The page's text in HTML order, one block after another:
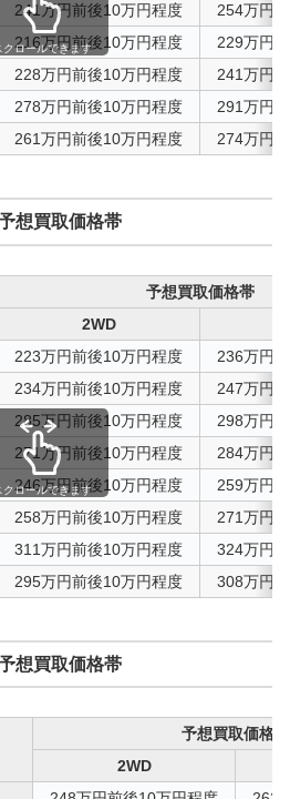
241万円前後10万円程度
254万円
216万円前後10万円程度
229万円
228万円前後10万円程度
241万円
278万円前後10万円程度
291万円
261万円前後10万円程度 274万円
クロールできます
想買取価格帯
予想買取価格帯
2WD
223万円前後10万円程度
236万円
234万円前後10万円程度
247万円
285万円前後10万円程度
298万円
271万円前後10万円程度
284万円
246万円前後10万円程度
259万円
258万円前後10万円程度
271万円
311万円前後10万円程度
324万円
295万円前後10万円程度 308万円
クロールできます
想買取価格帯
予想買取価格帯
2WD